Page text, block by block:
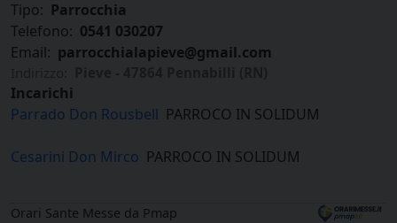
Tipo: Parrocchia
Telefono: 0541 030207
Email: parrocchialapieve@gmail.com
Incarichi
Parrado Don Rousbell PARROCO IN SOLIDUM
Cesarini Don Mirco PARROCO IN SOLIDUM
Orari Sante Messe da Pmap